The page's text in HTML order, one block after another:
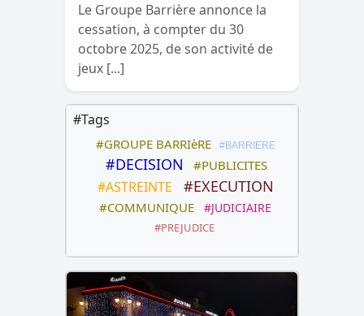
Le Groupe Barrière annonce la
cessation, à compter du 30
octobre 2025, de son activité de
jeux [...]
#Tags
#GROUPE BARRIèRE #BARRIERE
#DECISION #PUBLICITES
#ASTREINTE #EXECUTION
#COMMUNIQUE #JUDICIAIRE
#PREJUDICE